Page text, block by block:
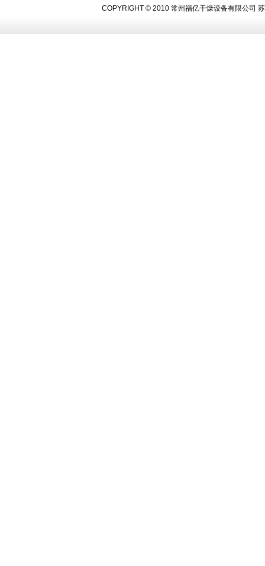
COPYRIGHT © 2010 常州福亿干燥设备有限公司